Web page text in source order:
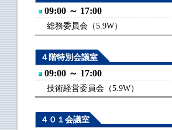
09:00 ～ 17:00
総務委員会（5.9W）
４階特別会議室
09:00 ～ 17:00
技術経営委員会（5.9W）
４０１会議室